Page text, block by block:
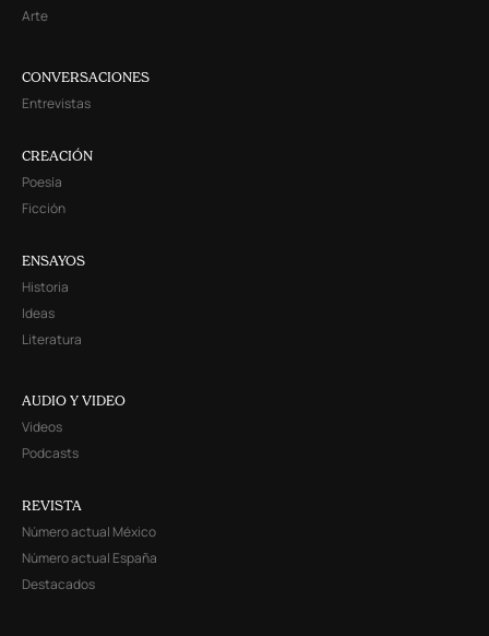
Arte
CONVERSACIONES
Entrevistas
CREACIÓN
Poesía
Ficción
ENSAYOS
Historia
Ideas
Literatura
AUDIO Y VIDEO
Videos
Podcasts
REVISTA
Número actual México
Número actual España
Destacados